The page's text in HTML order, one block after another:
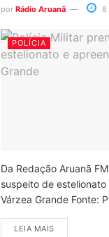
por Rádio Aruanã 8
POLÍCIA
Da Redação Aruanã
suspeito de estelionato
Várzea Grande Fonte:
LEIA MAIS